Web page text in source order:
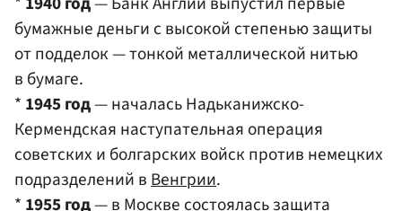
бумажные деньги с высокой степенью защиты
от подделок — тонкой металлической нитью
в бумаге.
* 1945 год— началась Надьканижско-
Кермендская наступательная операция
советских и болгарских войск против немецких
подразделений вВенгрии.
* 1955 год— в Москве состоялась защита